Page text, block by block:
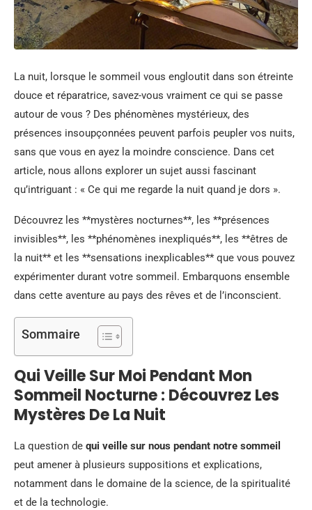
La nuit, lorsque le sommeil vous engloutit dans son étreinte
douce et réparatrice, savez-vous vraiment ce qui se passe
autour de vous ? Des phénomènes mystérieux, des
présences insoupçonnées peuvent parfois peupler vos nuits,
sans que vous en ayez la moindre conscience. Dans cet
article, nous allons explorer un sujet aussi fascinant
qu’intriguant : « Ce qui me regarde la nuit quand je dors ».
Découvrez les **mystères nocturnes**, les **présences
invisibles**, les **phénomènes inexpliqués**, les **êtres de
la nuit** et les **sensations inexplicables** que vous pouvez
expérimenter durant votre sommeil. Embarquons ensemble
dans cette aventure au pays des rêves et de l’inconscient.
Sommaire
Qui Veille Sur Moi Pendant Mon
Sommeil Nocturne : Découvrez Les
Mystères De La Nuit
La question de qui veille sur nous pendant notre sommeil
peut amener à plusieurs suppositions et explications,
notamment dans le domaine de la science, de la spiritualité
et de la technologie.